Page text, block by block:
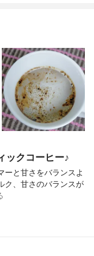
ックコーヒー♪
ーと甘さをバランスよ
ク、甘さのバランスが